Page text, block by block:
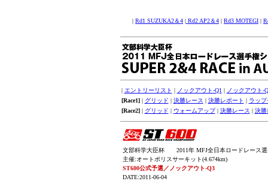
| Rd1 SUZUKA2＆4 | Rd2 AP2＆4 | Rd3 MOTEGI |
| エントリーリスト | ノックアウト-Q1 | ノックアウト-
[Race1]| グリッド | 決勝レース | 決勝レポート | ラッ
[Race2]| グリッド | ウォームアップ| 決勝レース | 決勝
文部科学大臣杯 2011年 MFJ全日本ロードレース選
主催:オートポリスサーキット(4.674km)
ST600公式予選／ノックアウト-Q3
DATE:2011-06-04